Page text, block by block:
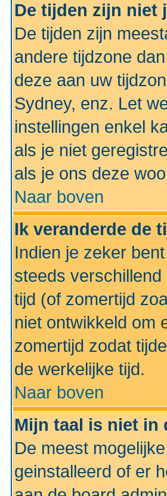
De tijden zijn niet
De tijden zijn
andere tijdzone
deze aan uw
Sydney, enz. Let
instellingen enkel
als je niet
als je ons deze
Naar boven
Ik veranderde de
Indien je zeker
steeds
tijd (of zomertijd
niet ontwikkeld om
zomertijd zodat
de werkelijke tijd.
Naar boven
Mijn taal is niet in
De meest
geinstalleerd of er